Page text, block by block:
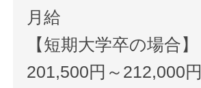
月給
【短期大学卒の場合】
201,500円～212,000円